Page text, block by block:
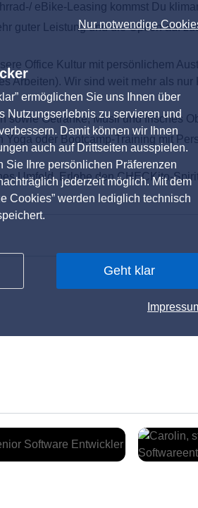
Nur notwendige
ermöglichen Sie uns Ihnen über
Nutzungserlebnis zu servieren und
Damit können wir Ihnen
auch auf Drittseiten ausspielen.
Sie Ihre persönlichen Präferenzen
jederzeit möglich. Mit dem
Cookies” werden lediglich technisch
Geht klar
eBike-Leasing kommst Du
guter Leistung und die Option auf
Office Kultur mit persönlichem
Arbeiten). Wir sind weit mehr als
sowie Getränke, Müsli und frisches
Yoga oder Bootcamp-Training mit
Umfeld. Erlebe den CHECKito-